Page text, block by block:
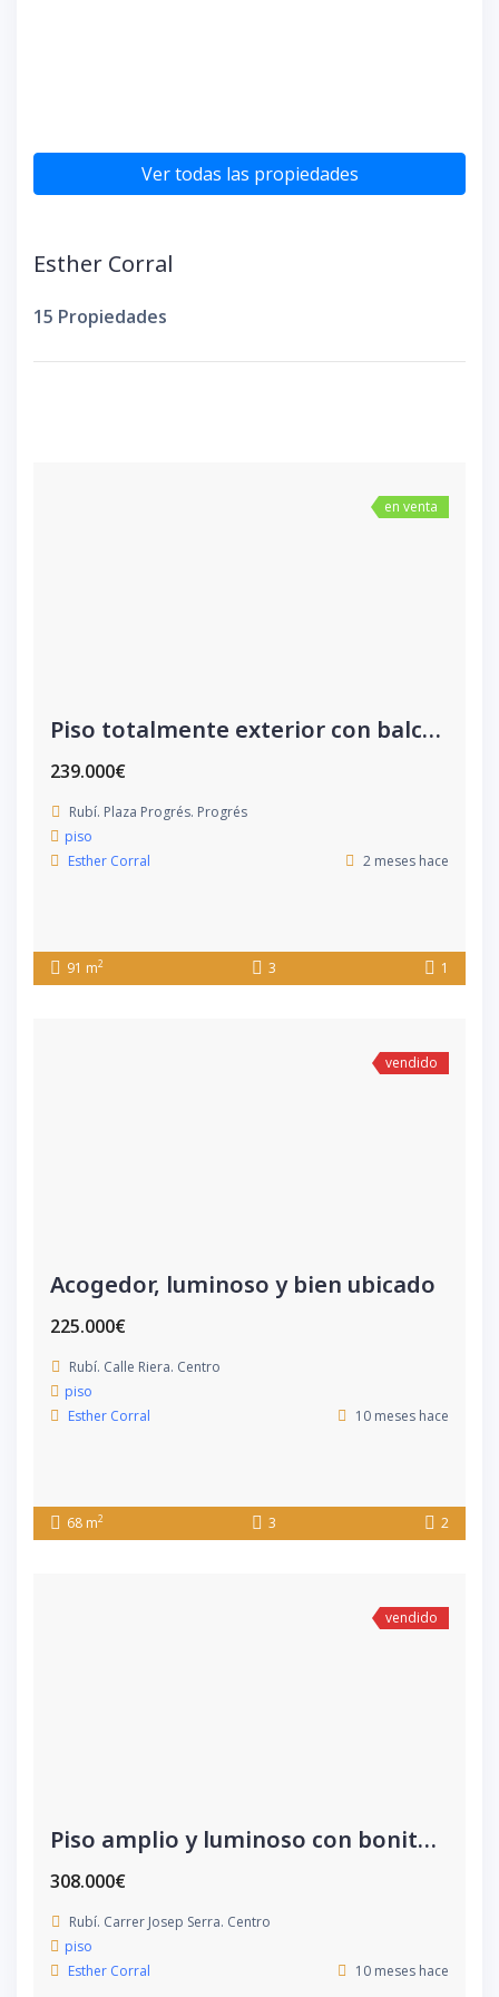
Ver todas las propiedades
Esther Corral
15 Propiedades
en venta
Piso totalmente exterior con balcón
239.000€
Rubí. Plaza Progrés. Progrés
piso
Esther Corral
2 meses hace
91 m2 3 1
vendido
Acogedor, luminoso y bien ubicado
225.000€
Rubí. Calle Riera. Centro
piso
Esther Corral
10 meses hace
68 m2 3 2
vendido
Piso amplio y luminoso con bonitas vistas
308.000€
Rubí. Carrer Josep Serra. Centro
piso
Esther Corral
10 meses hace